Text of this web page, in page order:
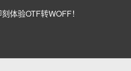
体验OTF转WOFF！